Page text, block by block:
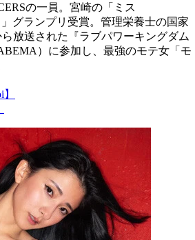
の一員。宮崎の「ミス
グランプリ受賞。管理栄養士の国家
放送された『ラブパワーキングダム
）に参加し、最強のモテ女「モ